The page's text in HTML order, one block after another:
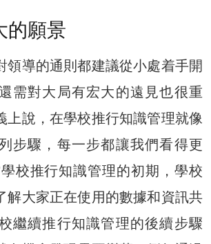
的願景
領導的通則都建議從小處着手開
需對大局有宏大的遠見也很重
上說，在學校推行知識管理就像
步驟，每一步都讓我們看得更
校推行知識管理的初期，學校
解大家正在使用的數據和資訊共
繼續推行知識管理的後續步驟